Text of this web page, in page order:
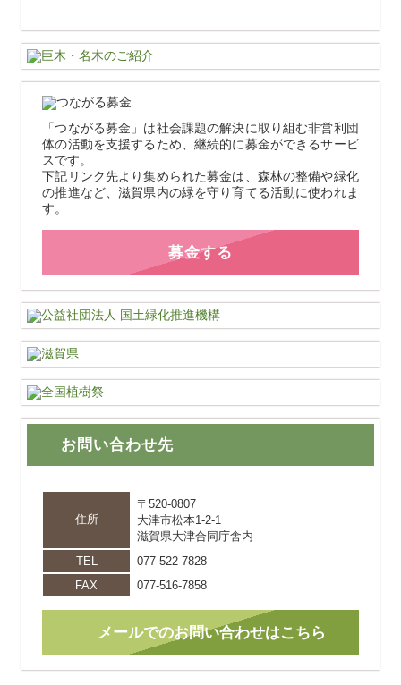
「つながる募金」は社会課題の解決に取り組む非営利団
体の活動を支援するため、継続的に募金ができるサービ
スです。
下記リンク先より集められた募金は、森林の整備や緑化
の推進など、滋賀県内の緑を守り育てる活動に使われま
す。
募金する
お問い合わせ先
住所
〒520-0807
大津市松本1-2-1
滋賀県大津合同庁舎内
TEL
077-522-7828
FAX
077-516-7858
メールでのお問い合わせはこちら